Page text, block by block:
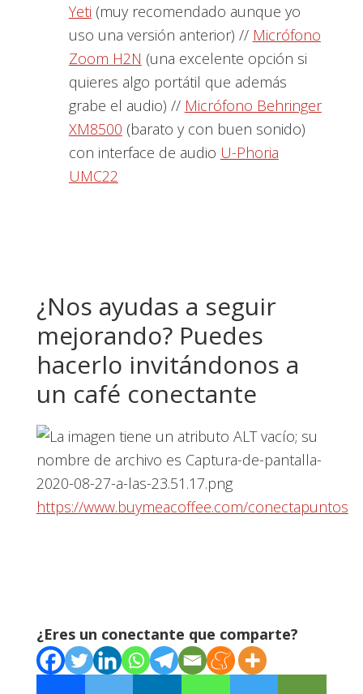
Yeti (muy recomendado aunque yo
uso una versión anterior) // Micrófono
Zoom H2N (una excelente opción si
quieres algo portátil que además
grabe el audio) // Micrófono Behringer
XM8500 (barato y con buen sonido)
con interface de audio U-Phoria
UMC22
¿Nos ayudas a seguir
mejorando? Puedes
hacerlo invitándonos a
un café conectante
https://www.buymeacoffee.com/conectapuntos
¿Eres un conectante que comparte?